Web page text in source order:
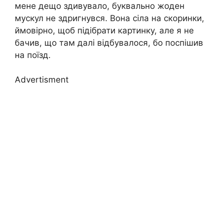
мене дещо здивувало, буквально жоден
мускул не здригнувся. Вона сіла на скоринки,
ймовірно, щоб підібрати картинку, але я не
бачив, що там далі відбувалося, бо поспішив
на поїзд.
Advertisment